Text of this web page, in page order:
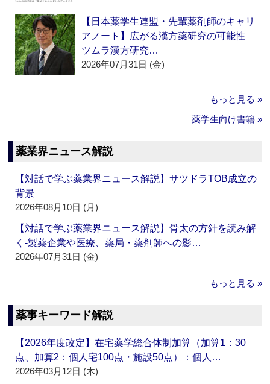
【日本薬学生連盟・先輩薬剤師のキャリ
アノート】広がる漢方薬研究の可能性
ツムラ漢方研究…
2026年07月31日 (金)
もっと見る »
薬学生向け書籍 »
薬業界ニュース解説
【対話で学ぶ薬業界ニュース解説】サツドラTOB成立の
背景
2026年08月10日 (月)
【対話で学ぶ薬業界ニュース解説】骨太の方針を読み解
く‐製薬企業や医療、薬局・薬剤師への影…
2026年07月31日 (金)
もっと見る »
薬事キーワード解説
【2026年度改定】在宅薬学総合体制加算（加算1：30
点、加算2：個人宅100点・施設50点）：個人…
2026年03月12日 (木)